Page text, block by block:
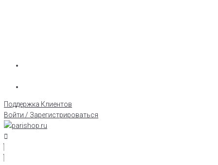
Поддержка Клиентов
Войти / Зарегистрироваться